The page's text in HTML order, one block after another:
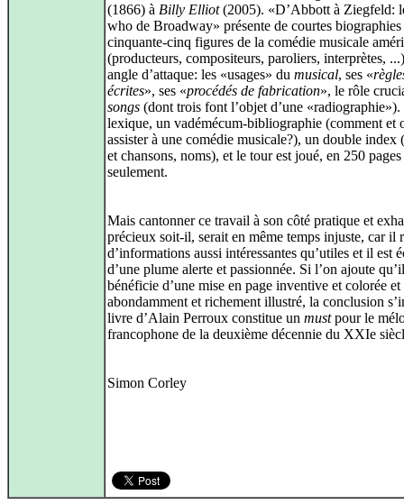
(1866) à Billy Elliot(2005). «D’Abbott à Ziegfeld:
who de Broadway» présente de courtes biographies
cinquante-cinq figures de la comédie musicale
(producteurs, compositeurs, paroliers, interprètes,
angle d’attaque: les «usages» du musical, ses «
écrites», ses «procédés de fabrication», le rôle
songs (dont trois font l’objet d’une
lexique, un vadémécum-bibliographie (comment et
assister à une comédie musicale?), un double index
et chansons, noms), et le tour est joué, en 250 pages
seulement.
Mais cantonner ce travail à son côté pratique et
précieux soit-il, serait en même temps injuste, car il
d’informations aussi intéressantes qu’utiles et il est
d’une plume alerte et passionnée. Si l’on ajoute qu’il
bénéficie d’une mise en page inventive et colorée et
abondamment et richement illustré, la conclusion
livre d’Alain Perroux constitue un mustpour le
francophone de la deuxième décennie du XXIe
Simon Corley